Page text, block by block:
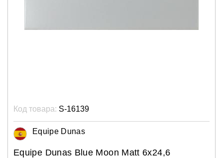
Код товара: S-16139
Equipe Dunas
Equipe Dunas Blue Moon Matt 6x24,6